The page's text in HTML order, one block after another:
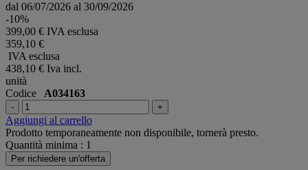
dal 06/07/2026 al 30/09/2026
-10%
399,00 € IVA esclusa
359,10 €
IVA esclusa
438,10 € Iva incl.
unità
Codice A034163
- +
Aggiungi al carrello
Prodotto temporaneamente non disponibile, tornerà presto.
Quantità minima : 1
Per richiedere un'offerta